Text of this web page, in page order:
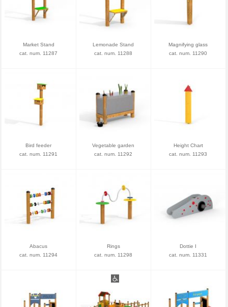
Market Stand
cat. num. 11287
Lemonade Stand
cat. num. 11288
Magnifying glass
cat. num. 11290
Bird feeder
cat. num. 11291
Vegetable garden
cat. num. 11292
Height Chart
cat. num. 11293
Abacus
cat. num. 11294
Rings
cat. num. 11298
Dottie I
cat. num. 11331